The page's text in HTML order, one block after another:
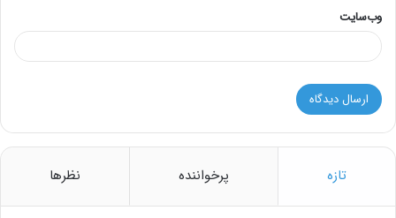
وب‌سایت
تازه پرخواننده نظرها